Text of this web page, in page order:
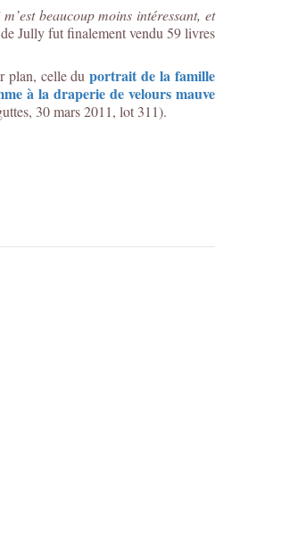
beaucoup moins intéressant, et
Jully fut finalement vendu 59 livres
plan, celle duportrait de la famille
à la draperie de velours mauve
30 mars 2011, lot 311).